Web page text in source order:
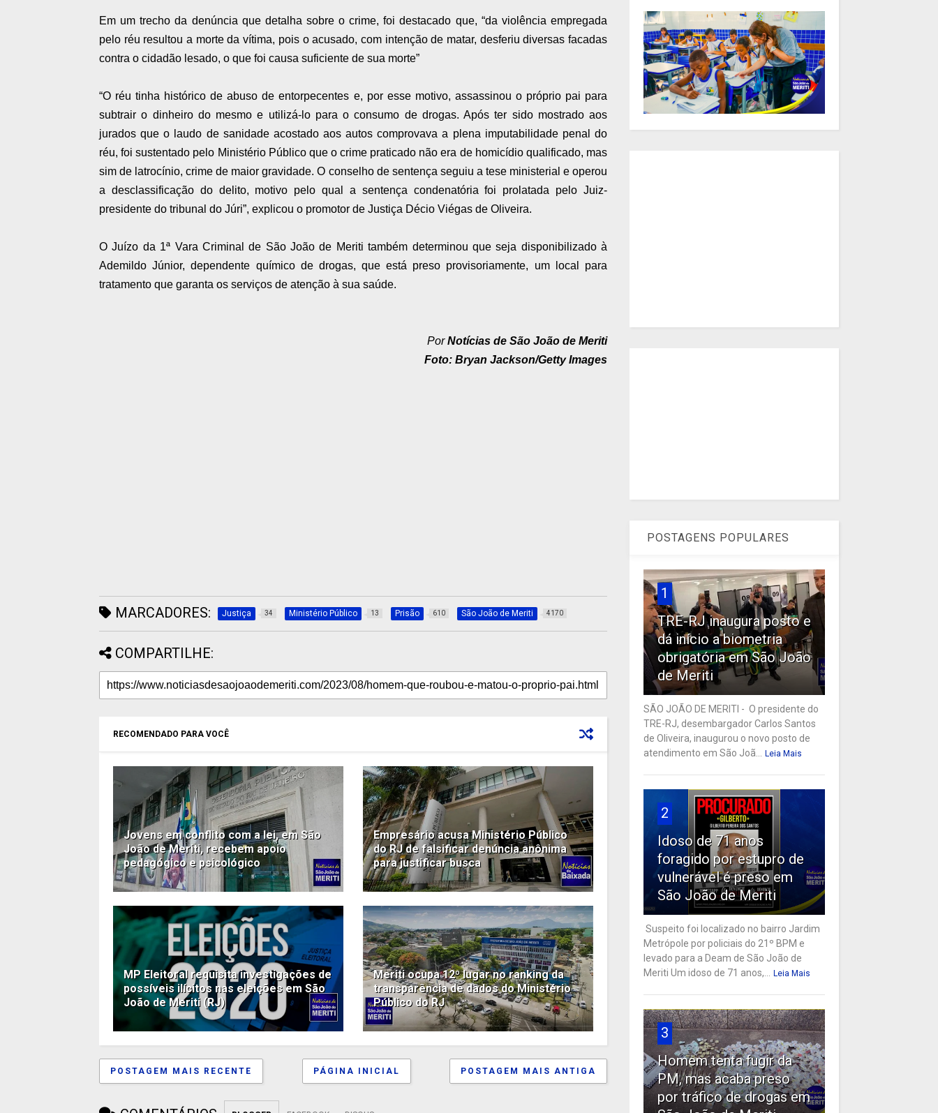
Em um trecho da denúncia que detalha sobre o crime, foi destacado que, “da violência empregada
pelo réu resultou a morte da vítima, pois o acusado, com intenção de matar, desferiu diversas facadas
contra o cidadão lesado, o que foi causa suficiente de sua morte”
“O réu tinha histórico de abuso de entorpecentes e, por esse motivo, assassinou o próprio pai para
subtrair o dinheiro do mesmo e utilizá-lo para o consumo de drogas. Após ter sido mostrado aos
jurados que o laudo de sanidade acostado aos autos comprovava a plena imputabilidade penal do
réu, foi sustentado pelo Ministério Público que o crime praticado não era de homicídio qualificado, mas
sim de latrocínio, crime de maior gravidade. O conselho de sentença seguiu a tese ministerial e operou
a desclassificação do delito, motivo pelo qual a sentença condenatória foi prolatada pelo Juiz-
presidente do tribunal do Júri”, explicou o promotor de Justiça Décio Viégas de Oliveira.
O Juízo da 1ª Vara Criminal de São João de Meriti também determinou que seja disponibilizado à
Ademildo Júnior, dependente químico de drogas, que está preso provisoriamente, um local para
tratamento que garanta os serviços de atenção à sua saúde.
PorNotícias de São João de Meriti
Foto: Bryan Jackson/Getty Images
MARCADORES: Justiça 34 Ministério Público 13 Prisão 610 São João de Meriti 4170
COMPARTILHE:
RECOMENDADO PARA VOCÊ
Jovens em conflito com a lei, em São
João de Meriti, recebem apoio
pedagógico e psicológico
Empresário acusa Ministério Público
do RJ de falsificar denúncia anônima
para justificar busca
MP Eleitoral requisita investigações de
possíveis ilícitos nas eleições em São
João de Meriti (RJ)
Meriti ocupa 12º lugar no ranking da
transparência de dados do Ministério
Público do RJ
POSTAGEM MAIS RECENTE POSTAGEM MAIS ANTIGA
PÁGINA INICIAL
POSTAGENS POPULARES
1
TRE-RJ inaugura posto e
dá início a biometria
obrigatória em São João
de Meriti
SÃO JOÃO DE MERITI - O presidente do
TRE-RJ, desembargador Carlos Santos
de Oliveira, inaugurou o novo posto de
atendimento em São Joã...
Leia Mais
2
Idoso de 71 anos
foragido por estupro de
vulnerável é preso em
São João de Meriti
Suspeito foi localizado no bairro Jardim
Metrópole por policiais do 21º BPM e
levado para a Deam de São João de
Meriti Um idoso de 71 anos,...
Leia Mais
3
Homem tenta fugir da
PM, mas acaba preso
por tráfico de drogas em